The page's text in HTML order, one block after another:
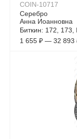
COIN-10717
Серебро
Анна Иоанновна
Биткин: 172,
1 655 ₽ — 32 893